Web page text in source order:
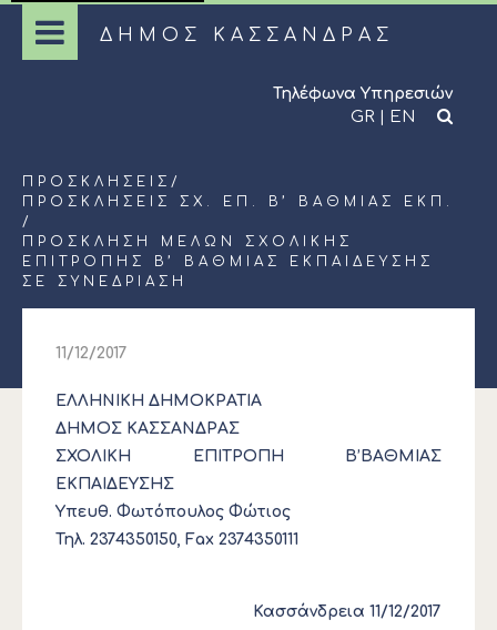
ΔΗΜΟΣ ΚΑΣΣΑΝΔΡΑΣ
Τηλέφωνα Υπηρεσιών
GR | EN
ΠΡΟΣΚΛΉΣΕΙΣ /
ΠΡΟΣΚΛΉΣΕΙΣ ΣΧ. ΕΠ. Β’ ΒΆΘΜΙΑΣ ΕΚΠ.
/
ΠΡΌΣΚΛΗΣΗ ΜΕΛΏΝ ΣΧΟΛΙΚΉΣ
ΕΠΙΤΡΟΠΉΣ Β’ ΒΆΘΜΙΑΣ ΕΚΠΑΊΔΕΥΣΗΣ
ΣΕ ΣΥΝΕΔΡΊΑΣΗ
11/12/2017
ΕΛΛΗΝΙΚΗ ΔΗΜΟΚΡΑΤΙΑ
ΔΗΜΟΣ ΚΑΣΣΑΝΔΡΑΣ
ΣΧΟΛΙΚΗ ΕΠΙΤΡΟΠΗ Β’ΒΑΘΜΙΑΣ
ΕΚΠΑΙΔΕΥΣΗΣ
Υπευθ. Φωτόπουλος Φώτιος
Τηλ. 2374350150, Fax 2374350111
Κασσάνδρεια 11/12/2017